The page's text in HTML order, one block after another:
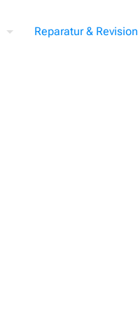
Reparatur & Revision